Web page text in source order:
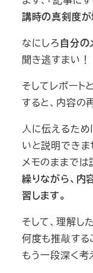
講時の真剣度が
なにしろ自分
聞き逃すまい
そしてレポート
すると、内容の
人に伝えるた
いと説明できま
メモのままで
繰りながら、内
習します。
そして、理解し
何度も推敲する
もう一段深く考